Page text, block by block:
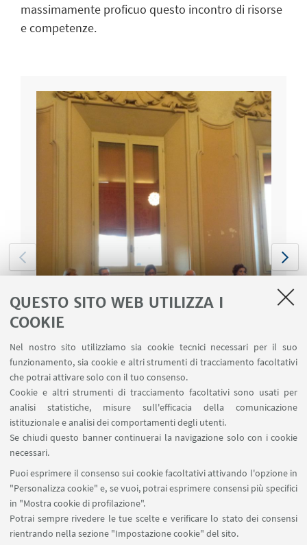
QUESTO SITO WEB UTILIZZA I
COOKIE
Nel nostro sito utilizziamo sia cookie tecnici necessari per il suo
funzionamento, sia cookie e altri strumenti di tracciamento facoltativi
che potrai attivare solo con il tuo consenso.
Cookie e altri strumenti di tracciamento facoltativi sono usati per
analisi statistiche, misure sull'efficacia della comunicazione
istituzionale e analisi dei comportamenti degli utenti.
Se chiudi questo banner continuerai la navigazione solo con i cookie
necessari.
Puoi esprimere il consenso sui cookie facoltativi attivando l'opzione in
"Personalizza cookie" e, se vuoi, potrai esprimere consensi più specifici
in "Mostra cookie di profilazione".
Potrai sempre rivedere le tue scelte e verificare lo stato dei consensi
rientrando nella sezione "Impostazione cookie" del sito.
massimamente proficuo questo incontro di risorse
e competenze.
Presentazione della mappatura georeferenziata
dei beni immobili confiscati